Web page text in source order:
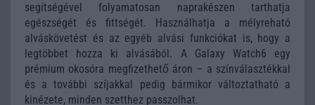
segítségével folyamatosan naprakészen tarthatja
egészségét és fittségét. Használhatja a mélyreható
alváskövetést és az egyéb alvási funkciókat is, hogy a
legtöbbet hozza ki alvásából. A Galaxy Watch6 egy
prémium okosóra megfizethető áron – a színválasztékkal
és a további szíjakkal pedig bármikor változtatható a
kinézete, minden szetthez passzolhat.